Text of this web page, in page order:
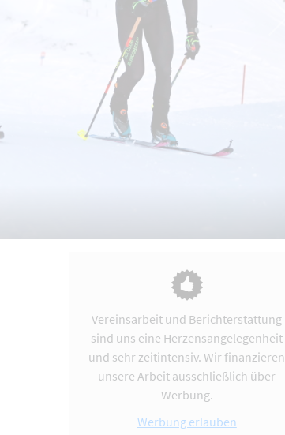
Vereinsarbeit und Berichterstattung
sind uns eine Herzensangelegenheit
und sehr zeitintensiv. Wir finanzieren
unsere Arbeit ausschließlich über
Werbung.
Werbung erlauben